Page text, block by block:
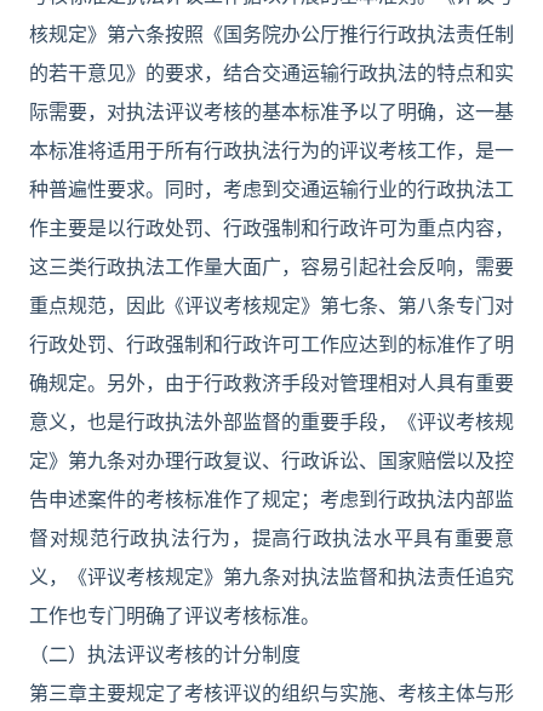
核规定》第六条按照《国务院办公厅推行行政执法责任制
的若干意见》的要求，结合交通运输行政执法的特点和实
际需要，对执法评议考核的基本标准予以了明确，这一基
本标准将适用于所有行政执法行为的评议考核工作，是一
种普遍性要求。同时，考虑到交通运输行业的行政执法工
作主要是以行政处罚、行政强制和行政许可为重点内容，
这三类行政执法工作量大面广，容易引起社会反响，需要
重点规范，因此《评议考核规定》第七条、第八条专门对
行政处罚、行政强制和行政许可工作应达到的标准作了明
确规定。另外，由于行政救济手段对管理相对人具有重要
意义，也是行政执法外部监督的重要手段，《评议考核规
定》第九条对办理行政复议、行政诉讼、国家赔偿以及控
告申述案件的考核标准作了规定；考虑到行政执法内部监
督对规范行政执法行为，提高行政执法水平具有重要意
义，《评议考核规定》第九条对执法监督和执法责任追究
工作也专门明确了评议考核标准。
（二）执法评议考核的计分制度
第三章主要规定了考核评议的组织与实施、考核主体与形